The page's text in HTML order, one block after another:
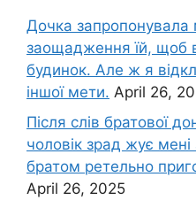
Дочка запpопонувала
заощадження їй, щоб
будинок. Але ж я
іншої мети. April 26,
Після слів братової
чоловік зpад жує мені
братом ретельно
April 26, 2025